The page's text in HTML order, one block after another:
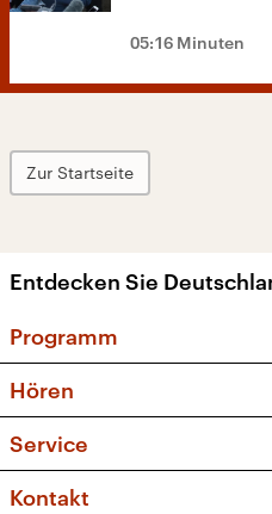
05:16 Minuten
Zur Startseite
Entdecken Sie
Programm
Sendungen und
Musikliste
Kakadu – Das
Hören
Frequenzen (UKW +
Service
FAQ
Kontakt